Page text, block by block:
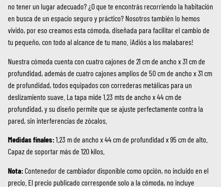
no tener un lugar adecuado? ¿O que te encontrás recorriendo la habitación
en busca de un espacio seguro y práctico? Nosotros también lo hemos
vivido, por eso creamos esta cómoda, diseñada para facilitar el cambio de
tu pequeño, con todo al alcance de tu mano. ¡Adiós a los malabares!
Nuestra cómoda cuenta con cuatro cajones de 21 cm de ancho x 31 cm de
profundidad, además de cuatro cajones amplios de 50 cm de ancho x 31 cm
de profundidad, todos equipados con correderas metálicas para un
deslizamiento suave. La tapa mide 1.23 mts de ancho x 44 cm de
profundidad, y su diseño permite que se ajuste perfectamente contra la
pared, sin interferencias de zócalos.
Medidas finales:1.23 m de ancho x 44 cm de profundidad x 95 cm de alto.
Capaz de soportar más de 120 kilos.
Nota:Contenedor de cambiador disponible como opción, no incluido en el
precio. El precio publicado corresponde solo a la cómoda, no incluye